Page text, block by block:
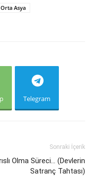
Orta Asya
Telegram
Sonraki İçerik
Olma Süreci… (Devlerin
Satranç Tahtası)